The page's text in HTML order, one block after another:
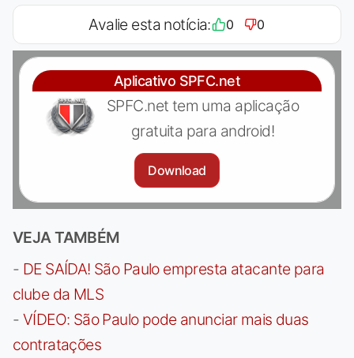
Avalie esta notícia: 0 0
Aplicativo SPFC.net
SPFC.net tem uma aplicação
gratuita para android!
Download
VEJA TAMBÉM
- DE SAÍDA! São Paulo empresta atacante para
clube da MLS
- VÍDEO: São Paulo pode anunciar mais duas
contratações